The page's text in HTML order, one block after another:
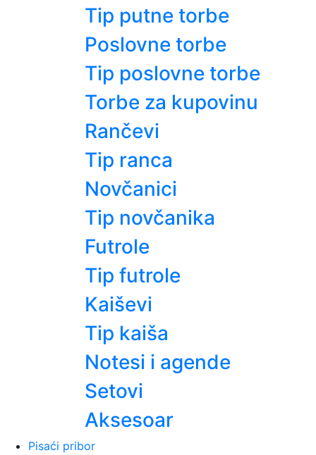
Tip putne torbe
Poslovne torbe
Tip poslovne torbe
Torbe za kupovinu
Rančevi
Tip ranca
Novčanici
Tip novčanika
Futrole
Tip futrole
Kaiševi
Tip kaiša
Notesi i agende
Setovi
Aksesoar
Pisaći pribor